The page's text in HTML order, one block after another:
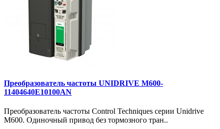
Преобразователь частоты UNIDRIVE M600-
11404640E10100AN
Преобразователь частоты Control Techniques серии Unidrive
M600. Одиночный привод без тормозного тран..